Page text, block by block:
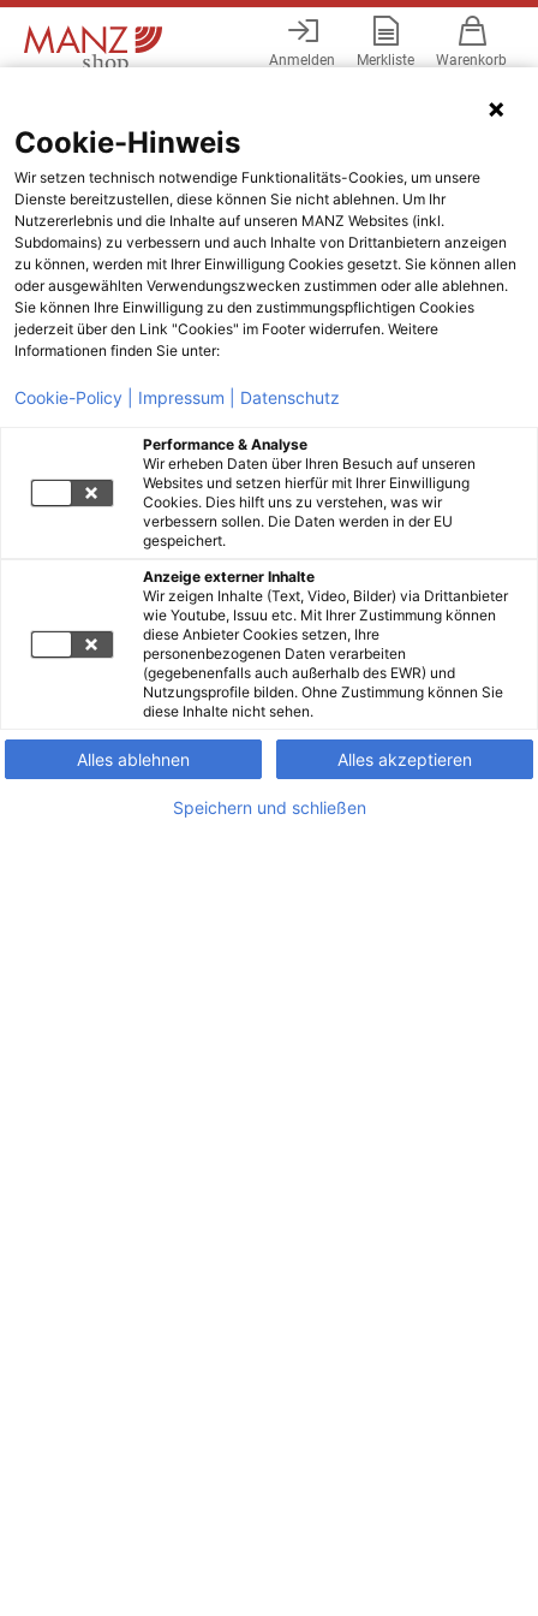
Anmelden Merkliste Warenkorb
Cookie-Hinweis
Wir setzen technisch notwendige Funktionalitäts-Cookies, um unsere
Dienste bereitzustellen, diese können Sie nicht ablehnen. Um Ihr
Nutzererlebnis und die Inhalte auf unseren MANZ Websites (inkl.
Subdomains) zu verbessern und auch Inhalte von Drittanbietern anzeigen
zu können, werden mit Ihrer Einwilligung Cookies gesetzt. Sie können allen
oder ausgewählten Verwendungszwecken zustimmen oder alle ablehnen.
Sie können Ihre Einwilligung zu den zustimmungspflichtigen Cookies
jederzeit über den Link "Cookies" im Footer widerrufen. Weitere
Informationen finden Sie unter:
Cookie-Policy | Impressum | Datenschutz
Performance & Analyse
Wir erheben Daten über Ihren Besuch auf unseren
Websites und setzen hierfür mit Ihrer Einwilligung
Cookies. Dies hilft uns zu verstehen, was wir
verbessern sollen. Die Daten werden in der EU
gespeichert.
Anzeige externer Inhalte
Wir zeigen Inhalte (Text, Video, Bilder) via Drittanbieter
wie Youtube, Issuu etc. Mit Ihrer Zustimmung können
diese Anbieter Cookies setzen, Ihre
personenbezogenen Daten verarbeiten
(gegebenenfalls auch außerhalb des EWR) und
Nutzungsprofile bilden. Ohne Zustimmung können Sie
diese Inhalte nicht sehen.
Alles ablehnen Alles akzeptieren
Speichern und schließen